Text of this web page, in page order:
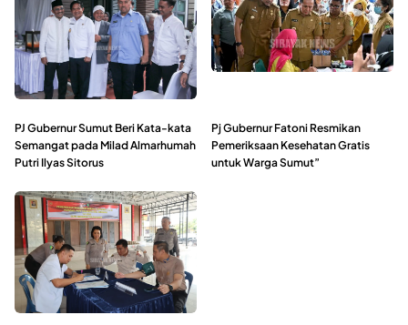
PJ Gubernur Sumut Beri Kata-kata
Semangat pada Milad Almarhumah
Putri Ilyas Sitorus
Pj Gubernur Fatoni Resmikan
Pemeriksaan Kesehatan Gratis
untuk Warga Sumut”